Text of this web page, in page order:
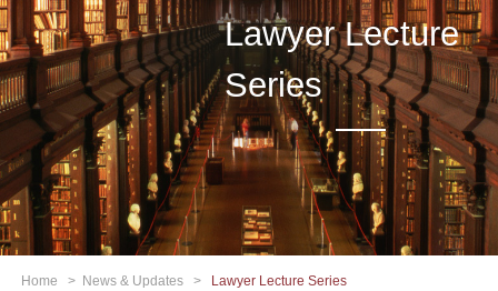
Lawyer Lecture
Series
Home > News & Updates > Lawyer Lecture Series